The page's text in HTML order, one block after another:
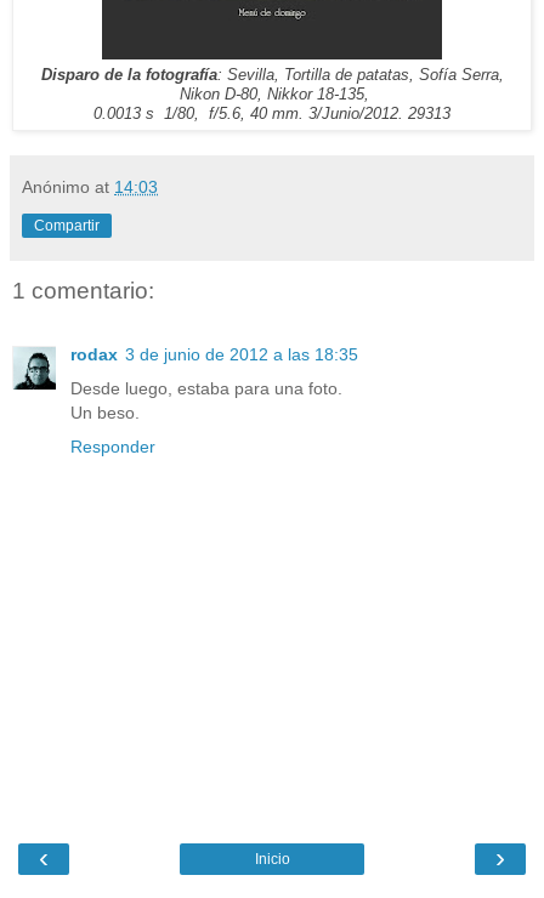
Disparo de la fotografía: Sevilla, Tortilla de patatas, Sofía Serra,
Nikon D-80, Nikkor 18-135,
0.0013 s 1/80, f/5.6, 40 mm. 3/Junio/2012. 29313
Anónimo at 14:03
Compartir
1 comentario:
rodax 3 de junio de 2012 a las 18:35
Desde luego, estaba para una foto.
Un beso.
Responder
‹ ›
Inicio